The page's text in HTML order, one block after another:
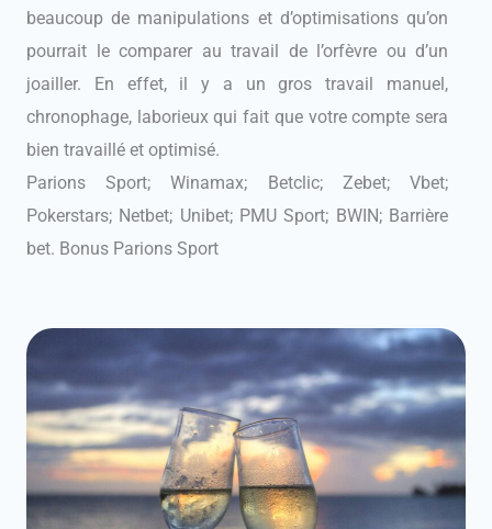
beaucoup de manipulations et d’optimisations qu’on
pourrait le comparer au travail de l’orfèvre ou d’un
joailler. En effet, il y a un gros travail manuel,
chronophage, laborieux qui fait que votre compte sera
bien travaillé et optimisé.
Parions Sport; Winamax; Betclic; Zebet; Vbet;
Pokerstars; Netbet; Unibet; PMU Sport; BWIN; Barrière
bet. Bonus Parions Sport